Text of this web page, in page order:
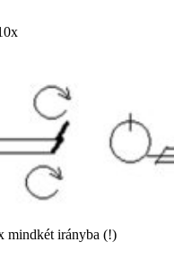
mindkét irányba (!)